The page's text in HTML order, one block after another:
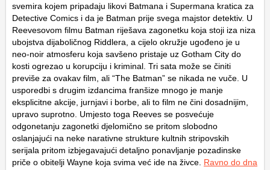
svemira kojem pripadaju likovi Batmana i Supermana kratica za
Detective Comics i da je Batman prije svega majstor detektiv. U
Reevesovom filmu Batman riješava zagonetku koja stoji iza niza
ubojstva dijaboličnog Riddlera, a cijelo okružje ugođeno je u
neo-noir atmosferu koja savšeno pristaje uz Gotham City do
kosti ogrezao u korupciju i kriminal. Tri sata može se činiti
previše za ovakav film, ali “The Batman” se nikada ne vuče. U
usporedbi s drugim izdancima franšize mnogo je manje
eksplicitne akcije, jurnjavi i borbe, ali to film ne čini dosadnijim,
upravo suprotno. Umjesto toga Reeves se posvećuje
odgonetanju zagonetki djelomično se pritom slobodno
oslanjajući na neke narativne strukture kultnih stripovskih
serijala pritom izbjegavajući detaljno ponavljanje pozadinske
priče o obitelji Wayne koja svima već ide na živce. Ravno do dna